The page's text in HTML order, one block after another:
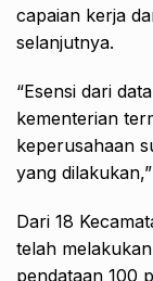
capaian kerja
selanjutnya.
“Esensi dari
kementerian
keperusahaan
yang
Dari 18
telah
pendataan 100